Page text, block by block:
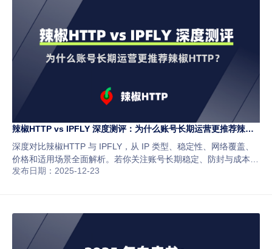
辣椒HTTP vs IPFLY 深度测评：为什么账号长期运营更推荐辣椒
HTTP？
深度对比辣椒HTTP 与 IPFLY，从 IP 类型、稳定性、网络覆盖、
价格和适用场景全面解析。若你关注账号长期稳定、防封与成本可
控，辣椒HTTP 的静态住宅代理 IP 更适合跨境与社媒运营。
发布日期：2025-12-23